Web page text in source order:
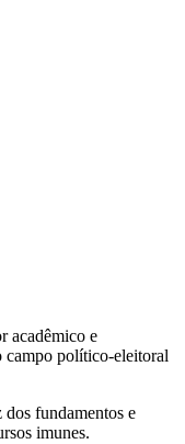
acadêmico e
campo político-eleitoral
fundamentos e
imunes.